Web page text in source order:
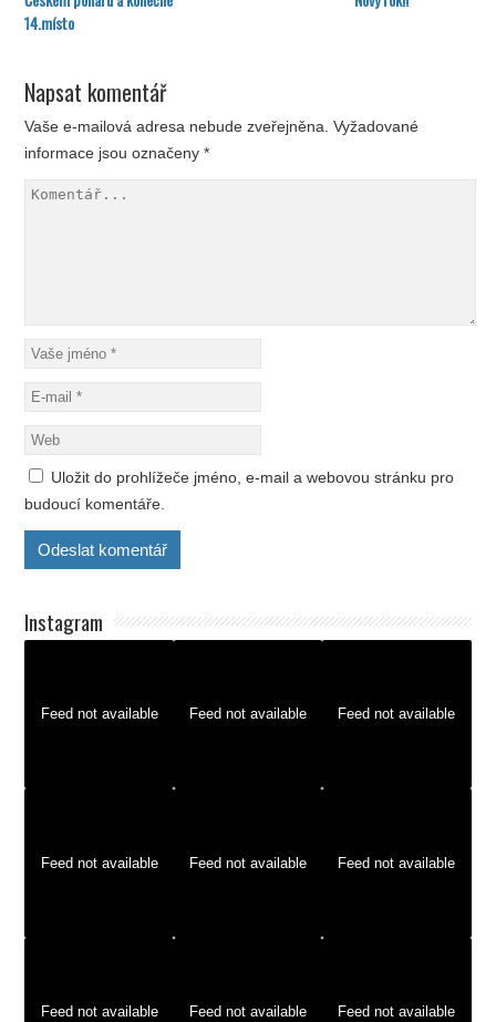
14.místo
Napsat komentář
Vaše e-mailová adresa nebude zveřejněna. Vyžadované
informace jsou označeny*
Uložit do prohlížeče jméno, e-mail a webovou stránku pro
budoucí komentáře.
Instagram
Feed not available Feed not available Feed not available
Feed not available Feed not available Feed not available
Feed not available Feed not available Feed not available